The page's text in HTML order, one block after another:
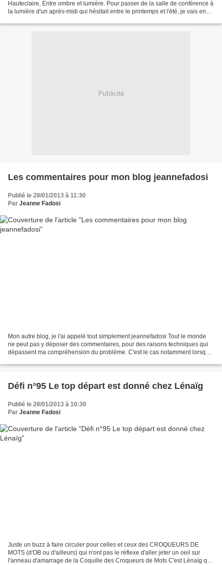
Hauteclaire, Entre ombre et lumière. Pour passer de la salle de conférence à
la lumière d'un après-midi qui hésitait entre le printemps et l'été, je vais en
Publicité
Les commentaires pour mon blog jeannefadosi
Publié le 28/01/2013 à 11:30
Par Jeanne Fadosi
Mon autre blog, je l'ai appelé tout simplement jeannefadosi Tout le monde
ne peut pas y déposer des commentaires, pour des raisons techniques qui
dépassent ma compréhension du problème. C'est le cas notamment lorsque
Défi n°95 Le top départ est donné chez Lénaïg
Publié le 28/01/2013 à 10:30
Par Jeanne Fadosi
Juste un buzz à faire circuler pour celles et ceux des CROQUEURS DE
MOTS (d'OB ou d'ailleurs) qui n'ont pas le réflexe d'aller jeter un oeil sur
l'anneau d'amarrage de la Coquille des Croqueurs de Mots C'est Lénaïg qui